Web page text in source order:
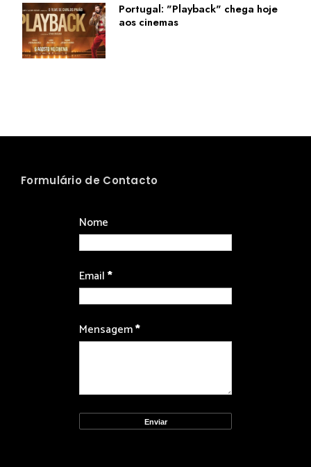
Portugal: "Playback" chega hoje
aos cinemas
Formulário de Contacto
Nome
Email*
Mensagem*